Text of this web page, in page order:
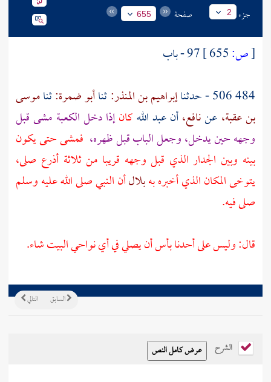
جزء 2 صفحة 655
[ص:
97 - باب
484 506 - حدثنا
إبراهيم بن المنذر:ثناأبو ضمرة:ثناموسى
بن عقبة، عننافع،أن عبد اللهكانإذا دخلالكعبة مشى قبل
وجهه حين يدخل، وجعل الباب قبل ظهره، فمشى حتى يكون
بينه وبين الجدار الذي قبل وجهه قريبا من ثلاثة أذرع صلى،
يتوخى المكان الذي أخبره بهبلالأن النبي صلى الله عليه وسلم
صلى فيه.
قال: وليس على أحدنا بأس أن يصلي في أي نواحيالبيتشاء.
التالي السابق
الشرح